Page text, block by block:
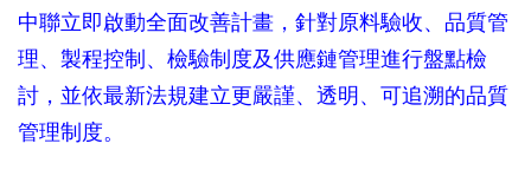
中聯立即啟動全面改善計畫，針對原料驗收、品質管
理、製程控制、檢驗制度及供應鏈管理進行盤點檢
討，並依最新法規建立更嚴謹、透明、可追溯的品質
管理制度。